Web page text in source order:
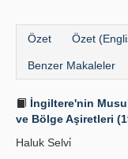
Özet Özet
Benzer Makaleler
İngiltere'nin
ve Bölge Aşiretleri
Haluk Selvi̇